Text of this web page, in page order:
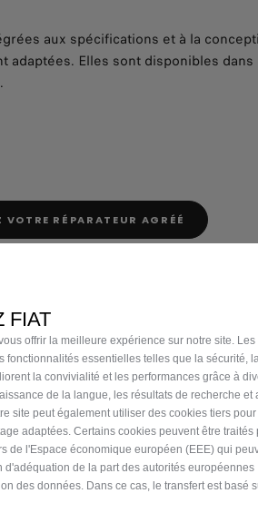
aux spécifications et à la
Elles sont disponibles
VOTRE RÉPARATEUR AGRÉÉ
PIÈCES DE
LES
DE 3 ANS
FIAT
offrir la meilleure expérience sur notre site.
fonctionnalités essentielles telles que la sécurité,
la convivialité et les performances grâce à
de la langue, les résultats de recherche et
site peut également utiliser des cookies tiers
adaptées. Certains cookies peuvent être traités
de l'Espace économique européen (EEE) qui
de la part des autorités européennes
des données. Dans ce cas, le transfert est basé